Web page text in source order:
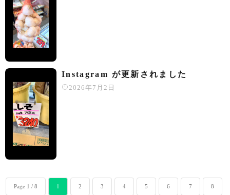
Instagram が更新されました
2026年7月2日
Page 1 / 8 1 2 3 4 5 6 7 8